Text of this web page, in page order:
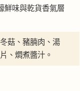
鮮味與乾貨香氣層
菇、豬腩肉、湯
、燜煮醬汁。